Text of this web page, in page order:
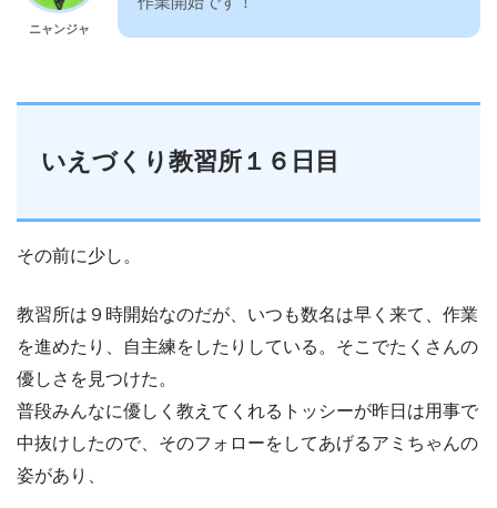
ニャンジャ
いえづくり教習所１６日目
その前に少し。
教習所は９時開始なのだが、いつも数名は早く来て、作業
を進めたり、自主練をしたりしている。そこでたくさんの
優しさを見つけた。
普段みんなに優しく教えてくれるトッシーが昨日は用事で
中抜けしたので、そのフォローをしてあげるアミちゃんの
姿があり、